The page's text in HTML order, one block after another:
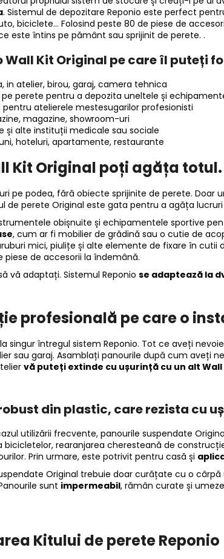
. Sistemul de depozitare Reponio este perfect
biciclete... Folosind peste 80 de piese de
este întins pe pământ sau sprijinit de perete. .
Wall Kit Original pe care îl puteți
in atelier, birou, garaj, camera tehnica
perete pentru a depozita uneltele și
pentru atelierele mestesugarilor profesionisti
magazine, showroom-uri
și alte instituții medicale sau sociale
hoteluri, apartamente, restaurante
Kit Original poți agăța
pe podea, fără obiecte sprijinite de perete. Doar
de perete Original este gata pentru a agăța
obișnuite și echipamentele sportive
, cum ar fi mobilier de grădină sau o cutie de
mici, piulițe și alte elemente de fixare în cutii
piese de accesorii la îndemână.
vă adaptați. Sistemul Reponio se adaptează la
profesională pe care o
singur întregul sistem Reponio. Tot ce aveți
sau garaj. Asamblați panourile după cum aveți
vă puteți extinde cu ușurință cu un alt
din plastic, care rezista cu
utilizării frecvente, panourile suspendate
bicicletelor, rearanjarea cheresteană de
Prin urmare, este potrivit pentru casă și
Original trebuie doar curățate cu o
sunt impermeabil, rămân curate și
Kitului de perete Reponio